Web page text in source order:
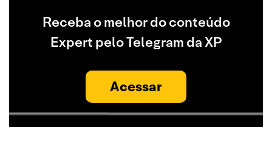
Receba o melhor do conteúdo
Expert pelo Telegram da XP
Acessar